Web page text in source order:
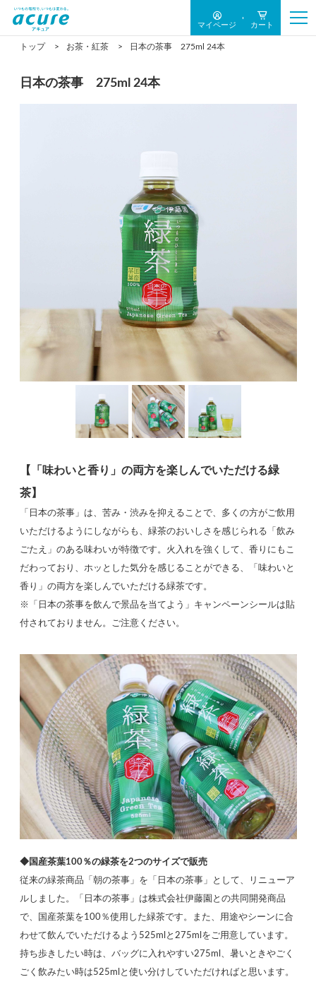
マイページ カート
トップ お茶・紅茶 日本の茶事 275ml 24本
日本の茶事 275ml 24本
【「味わいと香り」の両方を楽しんでいただける緑
茶】
「日本の茶事」は、苦み・渋みを抑えることで、多くの方がご飲用
いただけるようにしながらも、緑茶のおいしさを感じられる「飲み
ごたえ」のある味わいが特徴です。火入れを強くして、香りにもこ
だわっており、ホッとした気分を感じることができる、「味わいと
香り」の両方を楽しんでいただける緑茶です。
※「日本の茶事を飲んで景品を当てよう」キャンペーンシールは貼
付されておりません。ご注意ください。
◆国産茶葉100％の緑茶を2つのサイズで販売
従来の緑茶商品「朝の茶事」を「日本の茶事」として、リニューア
ルしました。「日本の茶事」は株式会社伊藤園との共同開発商品
で、国産茶葉を100％使用した緑茶です。また、用途やシーンに合
わせて飲んでいただけるよう525mlと275mlをご用意しています。
持ち歩きしたい時は、バッグに入れやすい275ml、暑いときやごく
ごく飲みたい時は525mlと使い分けしていただければと思います。